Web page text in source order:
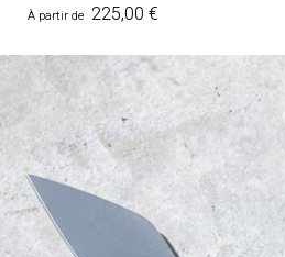
À partir de Prix
225,00 €